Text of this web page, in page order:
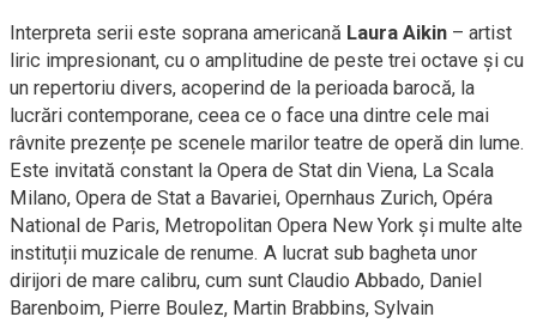
Interpreta serii este soprana americană Laura Aikin – artist
liric impresionant, cu o amplitudine de peste trei octave și cu
un repertoriu divers, acoperind de la perioada barocă, la
lucrări contemporane, ceea ce o face una dintre cele mai
râvnite prezențe pe scenele marilor teatre de operă din lume.
Este invitată constant la Opera de Stat din Viena, La Scala
Milano, Opera de Stat a Bavariei, Opernhaus Zurich, Opéra
National de Paris, Metropolitan Opera New York și multe alte
instituții muzicale de renume. A lucrat sub bagheta unor
dirijori de mare calibru, cum sunt Claudio Abbado, Daniel
Barenboim, Pierre Boulez, Martin Brabbins, Sylvain